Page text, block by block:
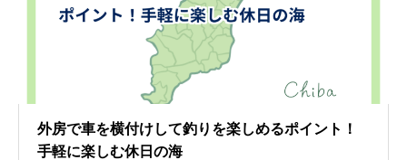
外房で車を横付けして釣りを楽しめるポイント！
手軽に楽しむ休日の海